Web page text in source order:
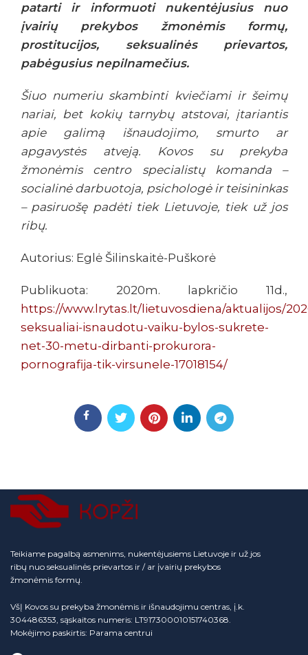
patarti ir informuoti nukentėjusius nuo
įvairių prekybos žmonėmis formų,
prostitucijos, seksualinės prievartos,
pabėgusius nepilnamečius.
Šiuo numeriu skambinti kviečiami ir šeimų
nariai, bet kokių tarnybų atstovai, įtariantis
apie galimą išnaudojimo, smurto ar
apgavystės atveją. Kovos su prekyba
žmonėmis centro specialistų komanda –
socialinė darbuotoja, psichologė ir teisininkas
– pasiruošę padėti tiek Lietuvoje, tiek už jos
ribų.
Autorius: Eglė Šilinskaitė-Puškorė
Publikuota: 2020m. lapkričio 11d.,
https://www.lrytas.lt/lietuvosdiena/aktualijos/
seksualiai-isnaudotu-vaiku-bylos-sukrete-
net-30-metu-dirbanti-prokurora-
pornografija-tik-virsunele-17018154/
Teikiame pagalbą asmenims, nukentėjusiems Lietuvoje ir už jos
ribų nuo seksualinės prievartos ir / ar įvairių prekybos
žmonėmis formų.
VšĮ Kovos su prekyba žmonėmis ir išnaudojimu centras, į.k.
304486353, sąskaitos numeris: LT917300010151740368.
Mokėjimo paskirtis: Parama centrui